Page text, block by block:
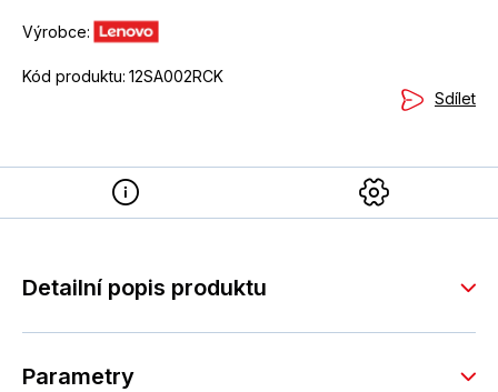
Výrobce:
Kód produktu: 12SA002RCK
Sdílet
Detailní popis produktu
Parametry